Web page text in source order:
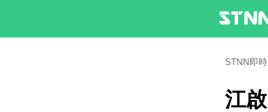
STNN即
江